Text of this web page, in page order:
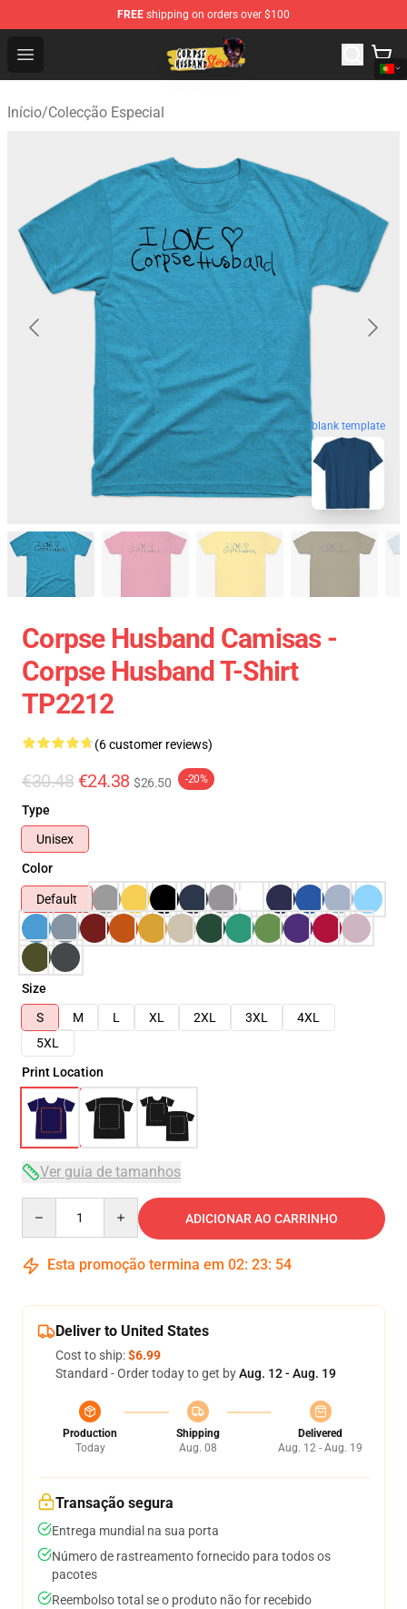
FREE shipping on orders over $100
Open menu
Corpse Husband Shop - Official Corpse Husband
Início/Colecção Especial
blank template
Corpse Husband Camisas -
Corpse Husband T-Shirt
TP2212
(6 customer reviews)
€30.48 €24.38 $26.50 -20%
Type
Unisex
Color
Default
Size
S
M L XL 2XL 3XL
4XL
5XL
Print Location
Ver guia de tamanhos
ADICIONAR AO CARRINHO
Esta promoção termina em 02: 23: 54
Deliver to United States
Cost to ship:$6.99
Standard - Order today to get byAug. 12 - Aug. 19
Production
Today
Shipping
Aug. 08
Delivered
Aug. 12 - Aug. 19
Transação segura
Entrega mundial na sua porta
Número de rastreamento fornecido para todos os
pacotes
Reembolso total se o produto não for recebido